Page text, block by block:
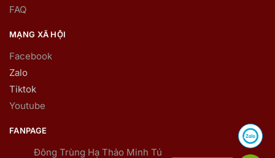
FAQ
MẠNG XÃ HỘI
Facebook
Zalo
Tiktok
Youtube
FANPAGE
Đông Trùng Hạ Thảo Minh Tú